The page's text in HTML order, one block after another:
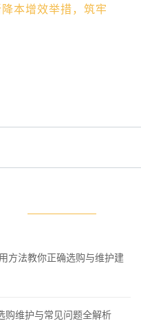
本增效举措，筑牢
方法教你正确选购与维护建
购维护与常见问题全解析